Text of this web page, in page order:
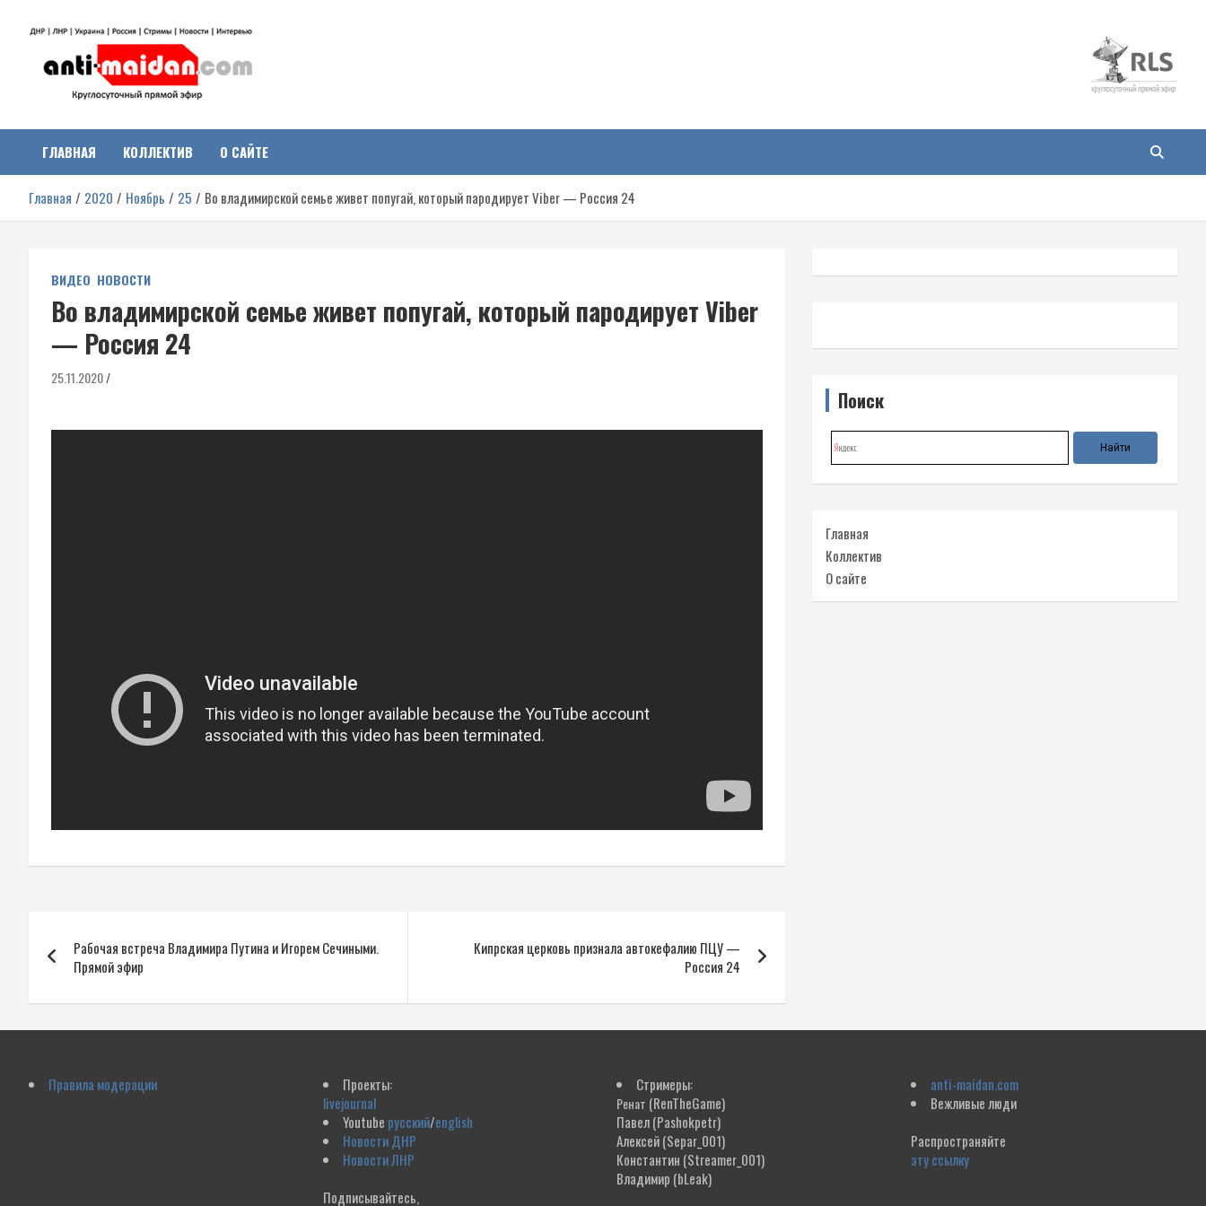
Антимайдан:
Гражданская война на
Украине
о гражданской войне на Украине, включая события в Новороссии,
ДНР, ЛНР и других регионах.
ГЛАВНАЯ КОЛЛЕКТИВ О САЙТЕ
Главная 2020 Ноябрь 25 Во владимирской семье живет попугай, который пародирует Viber — Россия 24
ВИДЕО НОВОСТИ
Во владимирской семье живет попугай, который пародирует Viber
— Россия 24
25.11.2020
по
записям
Рабочая встреча Владимира Путина и Игорем Сечиными.
Прямой эфир
Кипрская церковь признала автокефалию ПЦУ —
Россия 24
Поиск
Главная
Коллектив
О сайте
Правила модерации
Проекты:
livejournal
Youtube русский/english
Новости ДНР
Новости ЛНР
Подписывайтесь,
Стримеры:
Ренат (RenTheGame)
Павел(Pashokpetr)
Алексей(Separ_001)
Константин (Streamer_001)
Владимир (bLeak)
anti-maidan.com
Вежливые люди
Распространяйте
эту ссылку